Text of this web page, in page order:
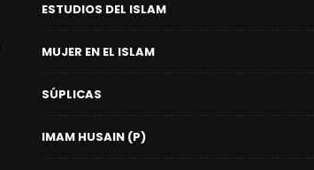
ESTUDIOS DEL ISLAM
MUJER EN EL ISLAM
SÚPLICAS
IMAM HUSAIN (P)